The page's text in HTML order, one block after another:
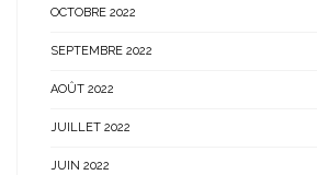
OCTOBRE 2022
SEPTEMBRE 2022
AOÛT 2022
JUILLET 2022
JUIN 2022